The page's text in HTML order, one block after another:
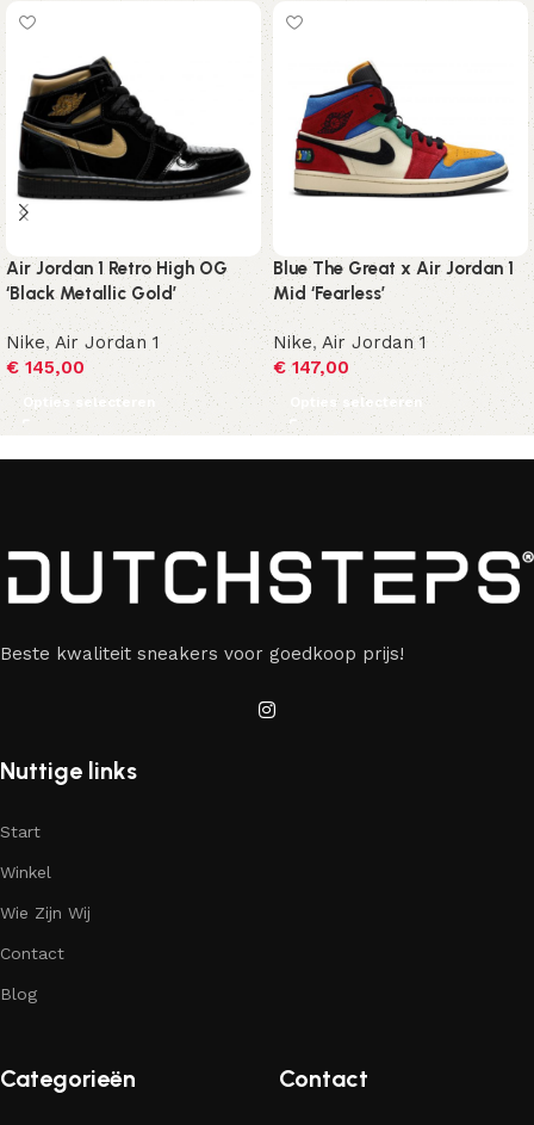
Air Jordan 1 Retro High OG
‘Black Metallic Gold’
Nike, Air Jordan 1
€ 145,00
Opties selecteren
Blue The Great x Air Jordan 1
Mid ‘Fearless’
Nike,Air Jordan 1
€147,00
Opties selecteren
Beste kwaliteit sneakers voor goedkoop prijs!
Nuttige links
Start
Winkel
Wie Zijn Wij
Contact
Blog
Categorieën Contact